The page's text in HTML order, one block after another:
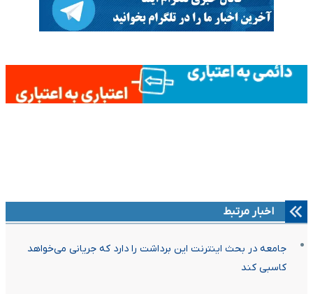
اخبار مرتبط
جامعه در بحث اینترنت این برداشت را دارد که جریانی می‌خواهد
کاسبی کند